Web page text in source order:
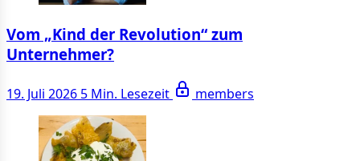
Vom „Kind der Revolution“ zum
Unternehmer?
19. Juli 2026 5 Min. Lesezeit members